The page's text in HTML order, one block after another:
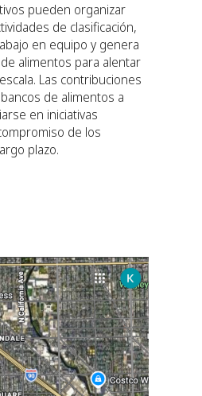
pueden organizar
de clasificación,
en equipo y genera
alimentos para alentar
Las contribuciones
de alimentos a
en iniciativas
de los
plazo.